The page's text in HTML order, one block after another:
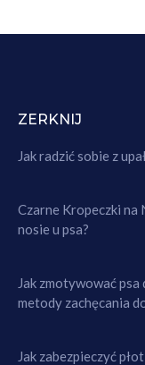
ZERKNIJ
Jak radzić sobie z
Czarne Kropeczki na
nosie u psa?
Jak zmotywować
metody zachęcania
Jak zabezpieczyć